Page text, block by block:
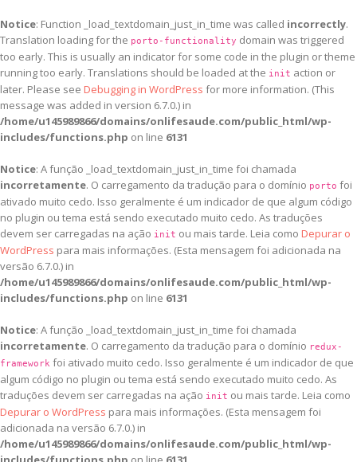
Notice: Function _load_textdomain_just_in_time was called incorrectly.
Translation loading for the porto-functionality domain was triggered
too early. This is usually an indicator for some code in the plugin or theme
running too early. Translations should be loaded at the init action or
later. Please see Debugging in WordPress for more information. (This
message was added in version 6.7.0.) in
/home/u145989866/domains/onlifesaude.com/public_html/wp-
includes/functions.php on line 6131
Notice: A função _load_textdomain_just_in_time foi chamada
incorretamente. O carregamento da tradução para o domínio porto foi
ativado muito cedo. Isso geralmente é um indicador de que algum código
no plugin ou tema está sendo executado muito cedo. As traduções
devem ser carregadas na ação init ou mais tarde. Leia como Depurar o
WordPress para mais informações. (Esta mensagem foi adicionada na
versão 6.7.0.) in
/home/u145989866/domains/onlifesaude.com/public_html/wp-
includes/functions.php on line 6131
Notice: A função _load_textdomain_just_in_time foi chamada
incorretamente. O carregamento da tradução para o domínio redux-
framework foi ativado muito cedo. Isso geralmente é um indicador de que
algum código no plugin ou tema está sendo executado muito cedo. As
traduções devem ser carregadas na ação init ou mais tarde. Leia como
Depurar o WordPress para mais informações. (Esta mensagem foi
adicionada na versão 6.7.0.) in
/home/u145989866/domains/onlifesaude.com/public_html/wp-